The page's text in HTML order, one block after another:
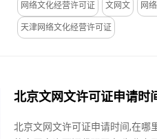
网络文化经营许可证
文网文 网
天津网络文化经营许可证
北京文网文许可证申请时
北京文网文许可证申请时间,在哪